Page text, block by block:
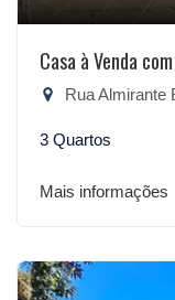
Casa à Venda
Rua Almirante
3 Quartos
Mais informações